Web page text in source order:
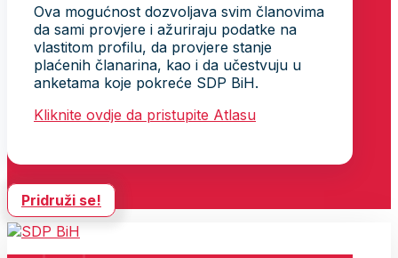
Ova mogućnost dozvoljava svim članovima
da sami provjere i ažuriraju podatke na
vlastitom profilu, da provjere stanje
plaćenih članarina, kao i da učestvuju u
anketama koje pokreće SDP BiH.
Kliknite ovdje da pristupite Atlasu
Pridruži se!